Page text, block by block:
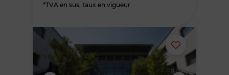
*TVA en sus, taux en vigueur
Ajouter
ou